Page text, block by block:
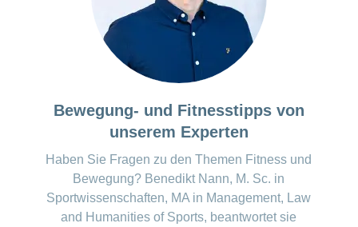
Bewegung- und Fitnesstipps von
unserem Experten
Haben Sie Fragen zu den Themen Fitness und
Bewegung? Benedikt Nann, M. Sc. in
Sportwissenschaften, MA in Management, Law
and Humanities of Sports, beantwortet sie